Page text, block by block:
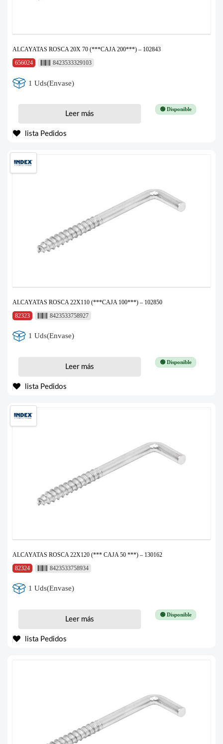
ALCAYATAS ROSCA 20X 70 (***CAJA 200***) – 102843
656024
8423533329103
1 Uds(Envase)
🟢 Disponible
Leer más
lista Pedidos
ALCAYATAS ROSCA 22X110 (***CAJA 100***) – 102850
82323
8423533758927
1 Uds(Envase)
🟢 Disponible
Leer más
lista Pedidos
ALCAYATAS ROSCA 22X120 (*** CAJA 50 ***) – 130162
82324
8423533758934
1 Uds(Envase)
🟢 Disponible
Leer más
lista Pedidos